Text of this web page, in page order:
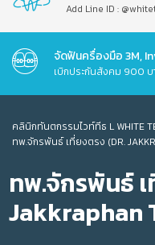
Add Line ID :
จัดฟันครื่องมือ 3M,
เบิกประกันสังคม 900
คลินิกทันตกรรมไวท์ทีธ L WHITE
ทพ.จักรพันธ์ เที่ยงตรง (DR.
ทพ.จักรพันธ์
Jakkraphan